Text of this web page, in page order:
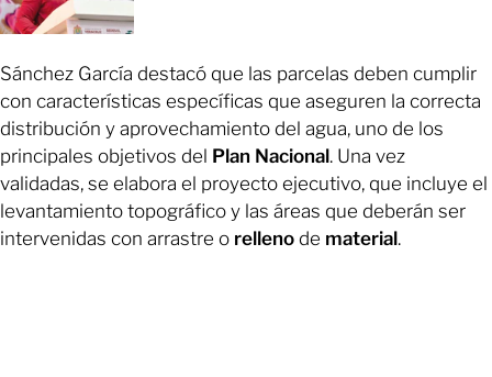
Sánchez García destacó que las parcelas deben cumplir
con características específicas que aseguren la correcta
distribución y aprovechamiento del agua, uno de los
principales objetivos del Plan Nacional. Una vez
validadas, se elabora el proyecto ejecutivo, que incluye el
levantamiento topográfico y las áreas que deberán ser
intervenidas con arrastre o relleno de material.